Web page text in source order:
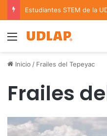
Menu
Inicio / Frailes del Tepeyac
Frailes